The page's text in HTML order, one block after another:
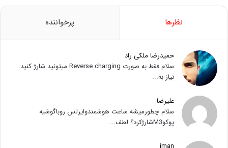
نظرها پرخواننده
حمیدرضا ملکی راد
سلام فقط به صورت Reverse charging میتونید شارژ کنید.
نیاز به...
علیرضا
سلام چطورمیشه ساعت هوشمندوایرلس روباگوشیه
پوکوM3شارژکرد؟ لطف...